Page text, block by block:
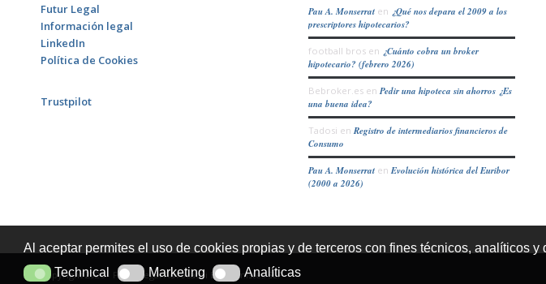
Al aceptar permites el uso de cookies propias y de terceros con fines técnicos, analíticos y
TechnicalTechnical MarketingMarketing AnalíticasAnalíticas
Futur Legal
Información legal
LinkedIn
Política de Cookies
Trustpilot
Pau A. Monserraten ¿Qué nos depara el 2009 a los
prescriptores hipotecarios?
football brosen ¿Cuánto cobra un broker
hipotecario? (febrero 2026)
Bebroker.esen Pedir una hipoteca sin ahorros ¿Es
una buena idea?
Tadosi en Registro de intermediarios financieros de
Consumo
Pau A. Monserraten Evolución histórica del Euribor
(2000 a 2026)
Copyright 2026 - Futur Legal Advocats i Economistes SLP